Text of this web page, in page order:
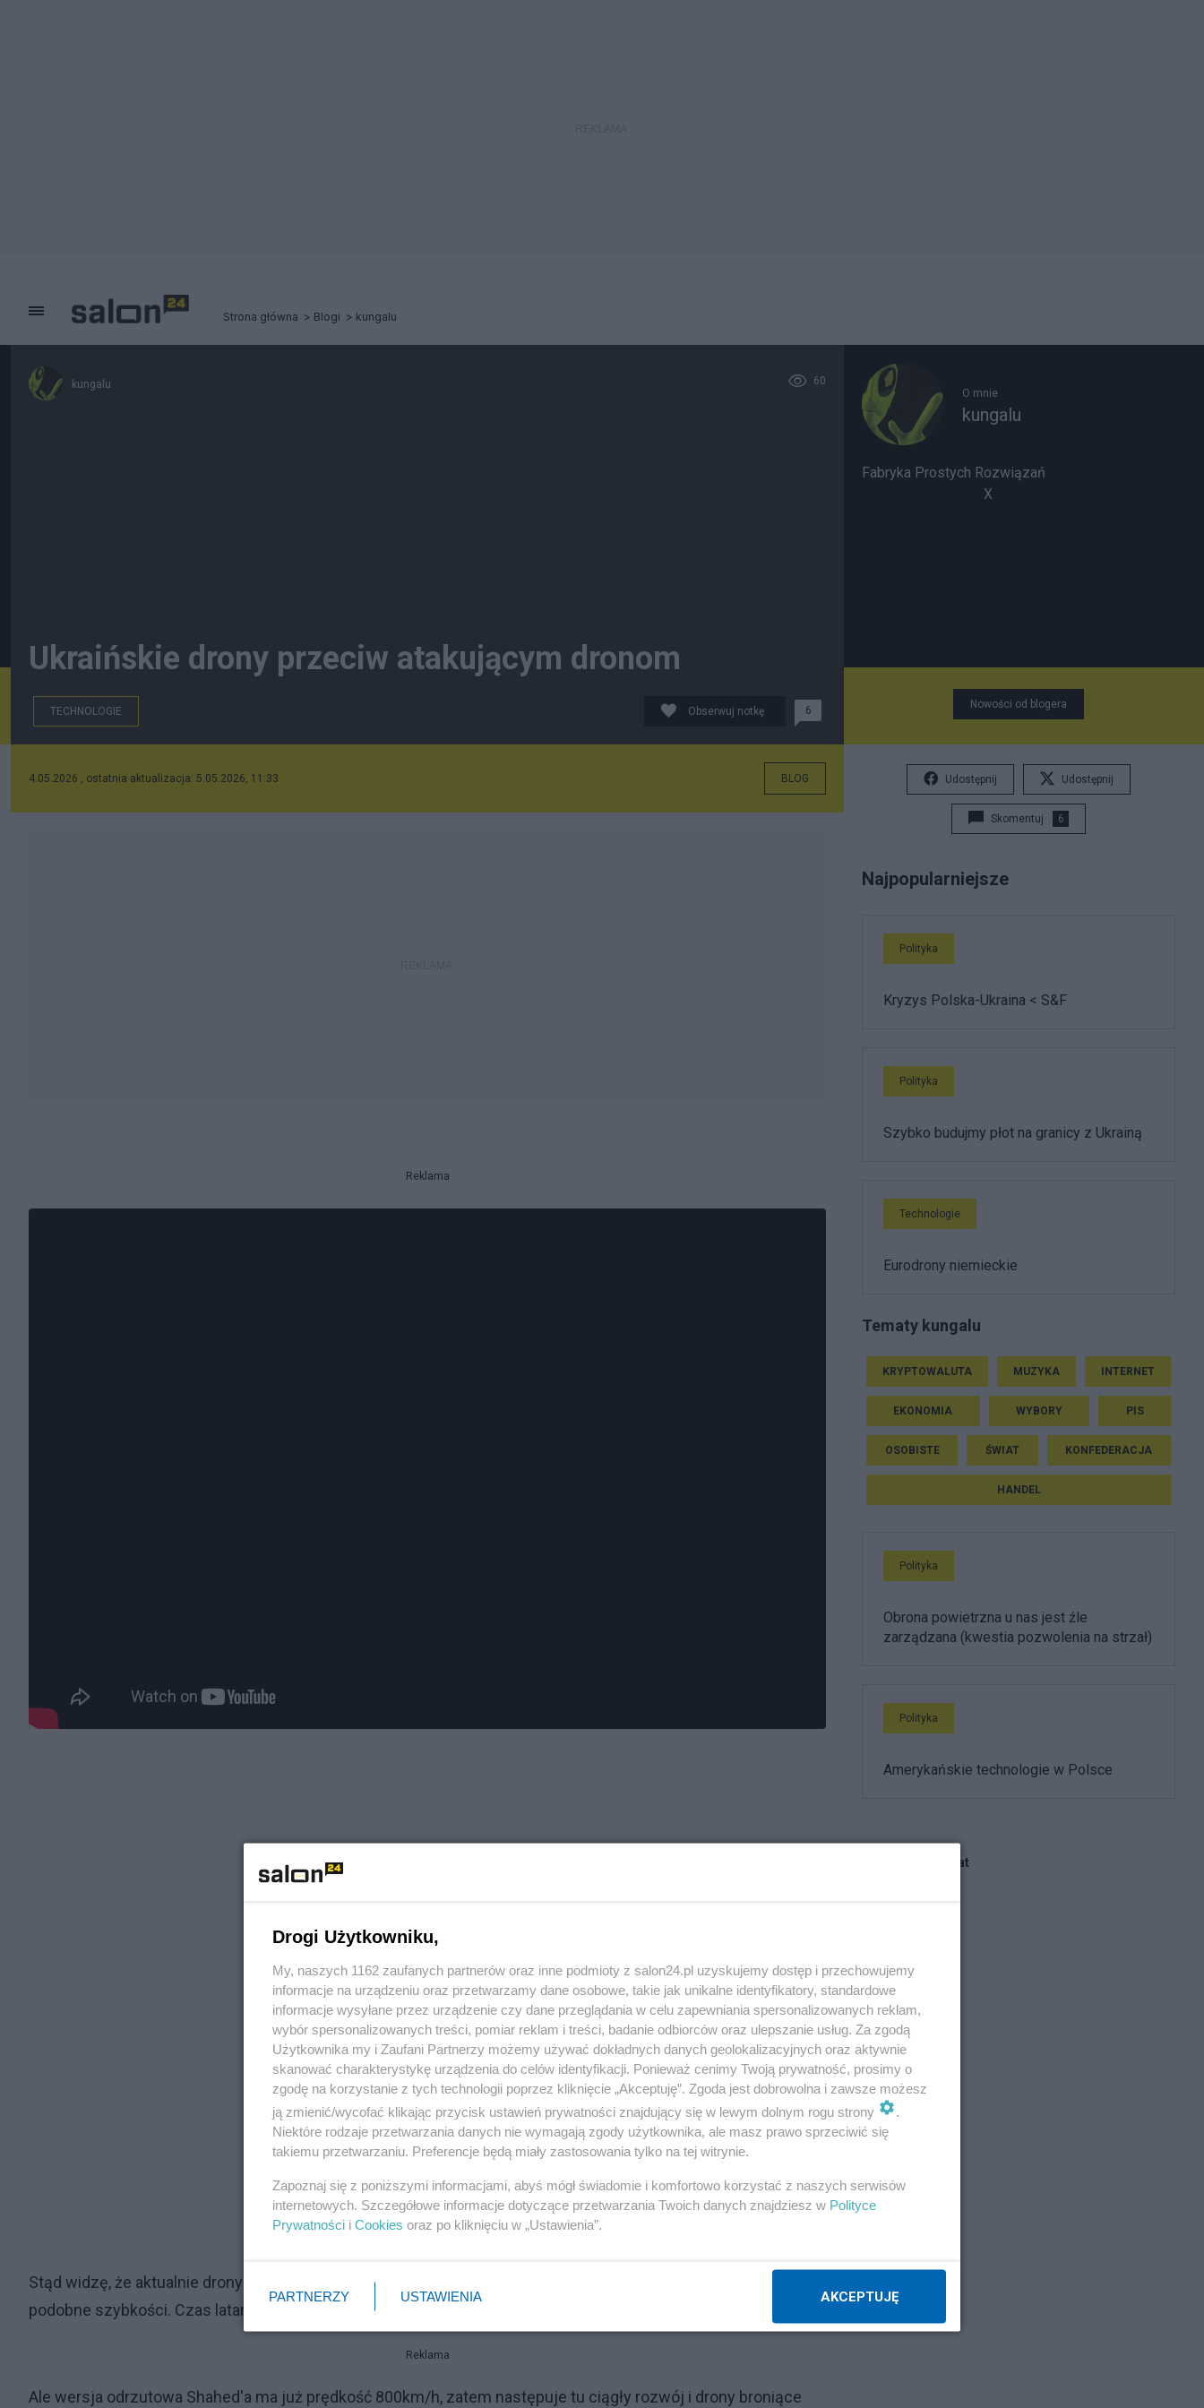
Strona główna Blogi kungalu
kungalu 60
Ukraińskie drony przeciw atakującym dronom
TECHNOLOGIE Obserwuj notkę 6
4.05.2026 , ostatnia aktualizacja: 5.05.2026, 11:33 BLOG
Reklama
Stąd widzę, że aktualnie drony broniące mają prędkości rzędu 350km/h, a aktualne drony Shahed też mają
podobne szybkości. Czas latania takiego drona broniącego to 15 minut.
Reklama
Ale wersja odrzutowa Shahed'a ma już prędkość 800km/h, zatem następuje tu ciągły rozwój i drony broniące
O mnie
kungalu
Fabryka Prostych Rozwiązań
X
Nowości od blogera
Udostępnij Udostępnij
Skomentuj 6
Najpopularniejsze
Polityka
Kryzys Polska-Ukraina < S&F
Polityka
Szybko budujmy płot na granicy z Ukrainą
Technologie
Eurodrony niemieckie
Tematy kungalu
KRYPTOWALUTA MUZYKA INTERNET
EKONOMIA WYBORY PIS
OSOBISTE ŚWIAT KONFEDERACJA
HANDEL
Polityka
Obrona powietrzna u nas jest źle
zarządzana (kwestia pozwolenia na strzał)
Polityka
Amerykańskie technologie w Polsce
Blogi na ten temat
Atej
Napisz notkę
Drogi Użytkowniku,
My, naszych 1162 zaufanych partnerów oraz inne podmioty z salon24.pl uzyskujemy dostęp i przechowujemy
informacje na urządzeniu oraz przetwarzamy dane osobowe, takie jak unikalne identyfikatory, standardowe
informacje wysyłane przez urządzenie czy dane przeglądania w celu zapewniania spersonalizowanych reklam,
wybór spersonalizowanych treści, pomiar reklam i treści, badanie odbiorców oraz ulepszanie usług. Za zgodą
Użytkownika my i Zaufani Partnerzy możemy używać dokładnych danych geolokalizacyjnych oraz aktywnie
skanować charakterystykę urządzenia do celów identyfikacji. Ponieważ cenimy Twoją prywatność, prosimy o
zgodę na korzystanie z tych technologii poprzez kliknięcie „Akceptuję”. Zgoda jest dobrowolna i zawsze możesz
ją zmienić/wycofać klikając przycisk ustawień prywatności znajdujący się w lewym dolnym rogu strony
.
Niektóre rodzaje przetwarzania danych nie wymagają zgody użytkownika, ale masz prawo sprzeciwić się
takiemu przetwarzaniu. Preferencje będą miały zastosowania tylko na tej witrynie.
Zapoznaj się z poniższymi informacjami, abyś mógł świadomie i komfortowo korzystać z naszych serwisów
internetowych. Szczegółowe informacje dotyczące przetwarzania Twoich danych znajdziesz w Polityce
Prywatności i Cookies oraz po kliknięciu w „Ustawienia”.
PARTNERZY USTAWIENIA AKCEPTUJĘ